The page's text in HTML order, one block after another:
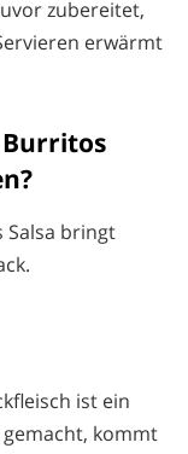
zubereitet,
erwärmt
Burritos
Salsa bringt
ist ein
kommt